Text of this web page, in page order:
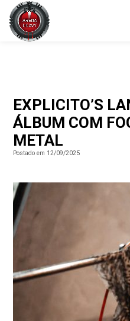
EXPLICITO’S
ÁLBUM COM
METAL
Postado em 12/09/2025